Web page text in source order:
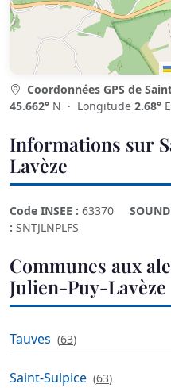
Coordonnées GPS de
45.662° N · Longitude 2.68° E
Informations sur
Lavèze
Code INSEE : 63370
: SNTJLNPLFS
Communes aux
Julien-Puy-Lavèze
Tauves (63)
Saint-Sulpice (63)